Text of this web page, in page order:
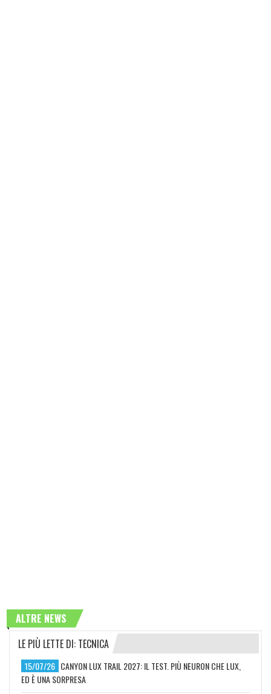
ALTRE NEWS
LE PIÙ LETTE DI: TECNICA
15/07/26 CANYON LUX TRAIL 2027: IL TEST. PIÙ NEURON CHE LUX,
ED È UNA SORPRESA